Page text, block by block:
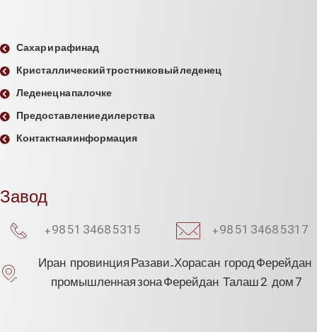
Сахар и рафинад
Кристаллический тростниковый леденец
Леденец на палочке
Предоставление дилерства
Контактная информация
Завод
+98 51 3468 5315 +98 51 3468 5317
Иран, провинция Разави-Хорасан, город Ферейдан,
промышленная зона Ферейдан, Талаш 2, дом 7